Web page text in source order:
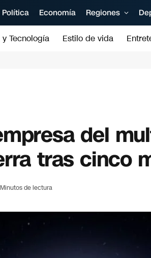
Política Economía Regiones
Tecnología Estilo de vida
del
tras cinco
de lectura